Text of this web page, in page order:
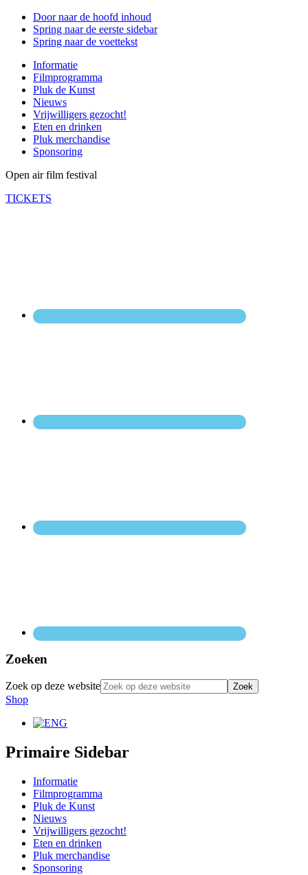
Door naar de hoofd inhoud
Spring naar de eerste sidebar
Spring naar de voettekst
Informatie
Filmprogramma
Pluk de Kunst
Nieuws
Vrijwilligers gezocht!
Eten en drinken
Pluk merchandise
Sponsoring
Open air film festival
TICKETS
Zoeken
Zoek op deze website
Shop
Primaire Sidebar
Informatie
Filmprogramma
Pluk de Kunst
Nieuws
Vrijwilligers gezocht!
Eten en drinken
Pluk merchandise
Sponsoring